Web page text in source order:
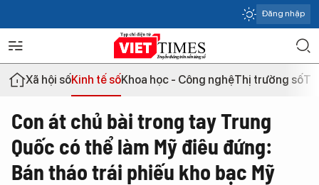
Đăng nhập
Xã hội sốKinh tế sốKhoa học - Công nghệThị trường số
Con át chủ bài trong tay Trung
Quốc có thể làm Mỹ điêu đứng:
Bán tháo trái phiếu kho bạc Mỹ